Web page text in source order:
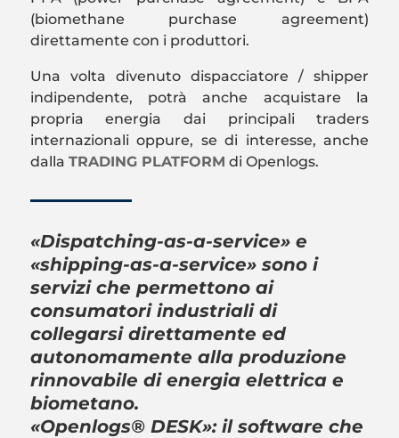
(biomethane purchase agreement)
direttamente con i produttori.
Una volta divenuto dispacciatore / shipper
indipendente, potrà anche acquistare la
propria energia dai principali traders
internazionali oppure, se di interesse, anche
dalla TRADING PLATFORM di Openlogs.
«Dispatching-as-a-service» e
«shipping-as-a-service» sono i
servizi che permettono ai
consumatori industriali di
collegarsi direttamente ed
autonomamente alla produzione
rinnovabile di energia elettrica e
biometano.
«Openlogs® DESK»: il software che